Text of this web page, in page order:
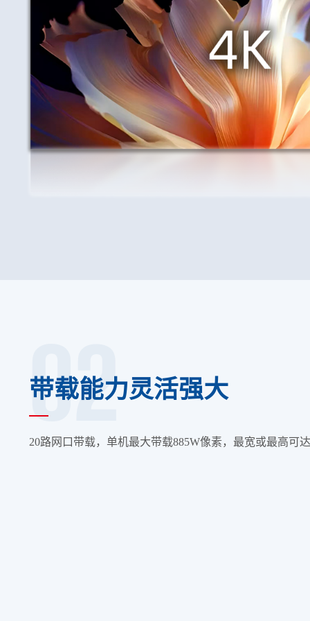
带载能力灵活强大
02
20路网口带载，单机最大带载885W像素，最宽或最高可